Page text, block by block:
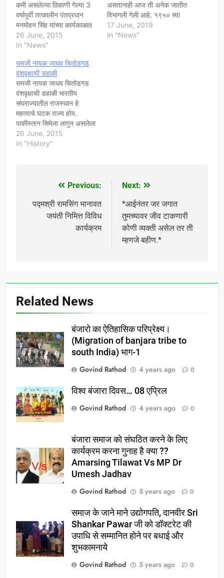
कमी असलेल्या ठिकाणी गेल्या 3
वर्षापुर्वी तत्कालीन पंतप्रधान
मनमोहन सिंह यांच्या कार्यकाळात
केंद्र शासनामार्फत मॉडेल स्कूल
आदर्श विद्यालये कार्यान्वीत
शैक्षणिक वर्षापासुन केंद्रातील मोदी
सरकारने निधीअभावी या शाळा बंद
करण्याचा निर्णय घेतला
असल्यामुळे ग्रामीण भागातील
गरजू विद्यार्थी व…
26 June, 2015
In "News"
असतानाही आज ती अनेक जातीत
विभागली गेली आहे. १९५० च्या
राष्ट्रपतींचे अ.जा/अ.ज च्या
यादीत ह्या जमातीला घेणे
17 June, 2019
In "News"
रामजी नायक जाधव चितोडगड
वंशवृक्षाची डहाळी
रामजी नायक जाधव चितोडगड
वंशवृक्षाची डहाळी भारतीय
संघराज्यातील राजस्थान हे
महत्वाचे घटक राज्य होय.
पाकीस्तान सिमेला लागुन असलेला
जैसरमेल हा वाळवंटी भुभाग,
अजमेर, पुष्कर व जयपुर चा
ह्या राज्याचे भौगोलिक व
ओळख टीकवून आहेत. तसा…
26 June, 2015
In "History"
navigation
Previous:
पद्मश्री रामसिंग भानावत
जयंती निमित्त विविध
कार्यक्रम
Next:
*आईनंतर जर जगात
तुमच्यावर जीव टाकणारी
कोणी व्यक्ती असेल तर ती
म्हणजे बहीण.*
Related News
बंजारो का ऐतिहासिक परिप्रेक्ष्य।
(Migration of banjara tribe to
south India) भाग-1
Govind Rathod
4 years ago 0
विश्व बंजारा दिवस… 08 एप्रिल
Govind Rathod
4 years ago 0
बंजारा समाज को संघठित करने के लिए
कार्यक्रम करना गुनाह है क्या ??
Amarsing Tilawat Vs MP Dr
Umesh Jadhav
Govind Rathod
5 years ago 0
समाज के जाने माने उद्योगपति, दानवीर Sri
Shankar Pawar जी को डॉक्टरेट की
उपाधि से सम्मानित होने पर बधाई और
शुभकामनाये
Govind Rathod
5 years ago 0